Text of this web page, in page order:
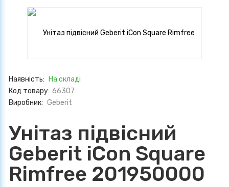
Наявність:
На складі
Код товару: 66307
Виробник: Geberit
Унітаз підвісний
Geberit iCon Square
Rimfree 201950000